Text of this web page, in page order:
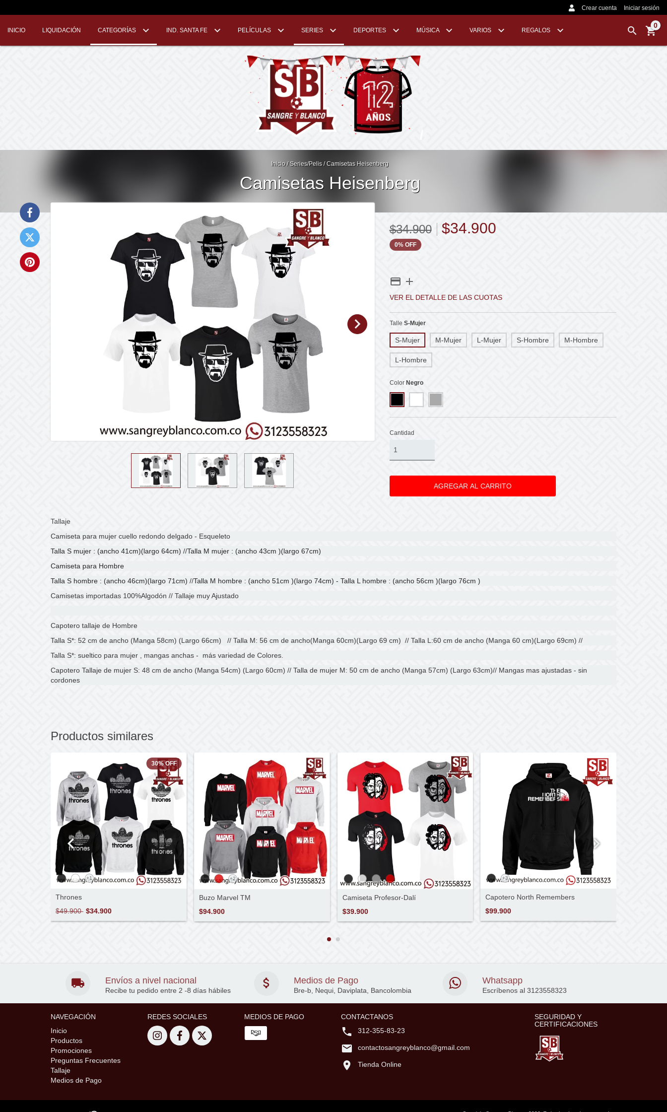
Crear cuenta Iniciar sesión
INICIO LIQUIDACIÓN CATEGORÍAS IND. SANTA FE PELÍCULAS SERIES DEPORTES MÚSICA VARIOS REGALOS
0
Inicio / Series/Pelis / Camisetas Heisenberg
Camisetas Heisenberg
$34.900 $34.900
0% OFF
VER EL DETALLE DE LAS CUOTAS
Talle S-Mujer
S-Mujer M-Mujer L-Mujer S-Hombre M-Hombre
L-Hombre
Color Negro
Cantidad
Tallaje
Camiseta para mujer cuello redondo delgado - Esqueleto
Talla S mujer : (ancho 41cm)(largo 64cm) //Talla M mujer : (ancho 43cm )(largo 67cm)
Camiseta para Hombre
Talla S hombre : (ancho 46cm)(largo 71cm) //Talla M hombre : (ancho 51cm )(largo 74cm) - Talla L hombre : (ancho 56cm )(largo 76cm )
Camisetas importadas 100%Algodón // Tallaje muy Ajustado
Capotero tallaje de Hombre
Talla S*: 52 cm de ancho (Manga 58cm) (Largo 66cm) // Talla M: 56 cm de ancho(Manga 60cm)(Largo 69 cm) // Talla L:60 cm de ancho (Manga 60 cm)(Largo 69cm) //
Talla S*: sueltico para mujer , mangas anchas - más variedad de Colores.
Capotero Tallaje de mujer S: 48 cm de ancho (Manga 54cm) (Largo 60cm) // Talla de mujer M: 50 cm de ancho (Manga 57cm) (Largo 63cm)// Mangas mas ajustadas - sin
cordones
Productos similares
30%OFF
+1
Thrones
$49.900 $34.900
+2
Buzo Marvel TM
$94.900
Camiseta Profesor-Dalí
$39.900
+3
Capotero North Remembers
$99.900
Envíos a nivel nacional
Recibe tu pedido entre 2 -8 días hábiles
Medios de Pago
Bre-b, Nequi, Daviplata, Bancolombia
Whatsapp
Escríbenos al 3123558323
NAVEGACIÓN
Inicio
Productos
Promociones
Preguntas Frecuentes
Tallaje
Medios de Pago
REDES SOCIALES MEDIOS DE PAGO
CONTACTANOS
312-355-83-23
contactosangreyblanco@gmail.com
Tienda Online
SEGURIDAD Y
CERTIFICACIONES